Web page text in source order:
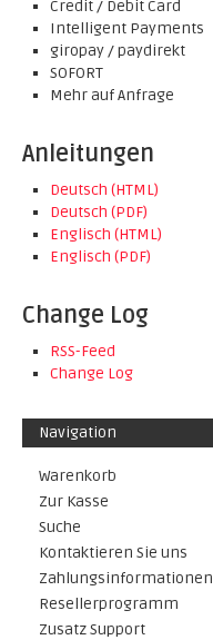
Credit / Debit Card
Intelligent Payments
giropay / paydirekt
SOFORT
Mehr auf Anfrage
Anleitungen
Deutsch (HTML)
Deutsch (PDF)
Englisch (HTML)
Englisch (PDF)
Change Log
RSS-Feed
Change Log
Navigation
Warenkorb
Zur Kasse
Suche
Kontaktieren Sie uns
Zahlungsinformationen
Resellerprogramm
Zusatz Support